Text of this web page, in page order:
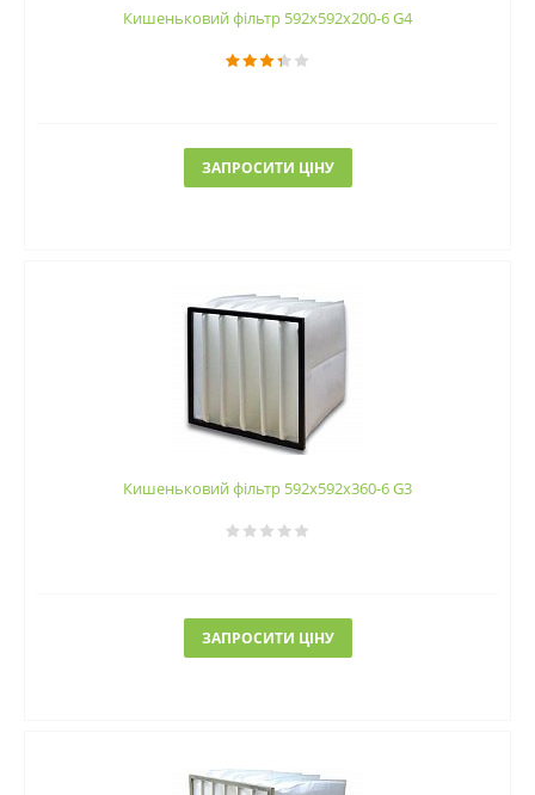
Кишеньковий фільтр 592х592х200-6 G4
ЗАПРОСИТИ ЦІНУ
Кишеньковий фільтр 592х592х360-6 G3
ЗАПРОСИТИ ЦІНУ